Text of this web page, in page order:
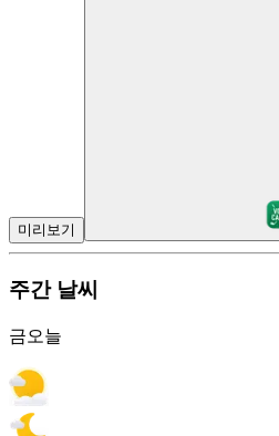
미리보기
주간 날씨
금오늘